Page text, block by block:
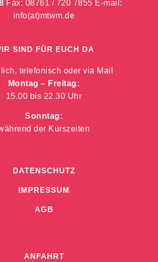
Fax: 08761 / 720 7855 E-mail:
info(at)mtwm.de
SIND FÜR EUCH DA
telefonisch oder via Mail
Montag – Freitag:
15.00 bis 22.30 Uhr
Sonntag:
der Kurszeiten
DATENSCHUTZ
IMPRESSUM
AGB
ANFAHRT